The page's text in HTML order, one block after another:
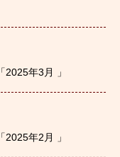
年3月 」
年2月 」